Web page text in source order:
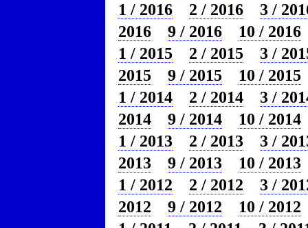
1 / 2016
2 / 2016
3 /
2016
9 / 2016
10 / 2016
1 / 2015
2 / 2015
3 /
2015
9 / 2015
10 / 2015
1 / 2014
2 / 2014
3 /
2014
9 / 2014
10 / 2014
1 / 2013
2 / 2013
3 /
2013
9 / 2013
10 / 2013
1 / 2012
2 / 2012
3 /
2012
9 / 2012
10 / 2012